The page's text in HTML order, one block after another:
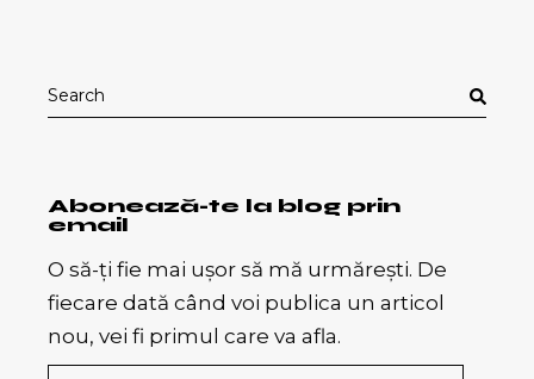
Search
for:
Abonează-te la blog prin
email
O să-ți fie mai ușor să mă urmărești. De
fiecare dată când voi publica un articol
nou, vei fi primul care va afla.
Adresă